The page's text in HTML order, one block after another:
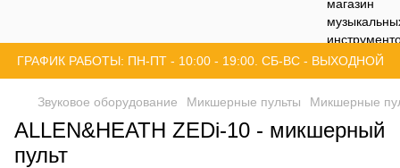
ГРАФИК РАБОТЫ: ПН-ПТ - 10:00 - 19:00. СБ-ВС - ВЫХОДНОЙ
Звуковое оборудование Микшерные пульты Микшерные
ALLEN&HEATH ZEDi-10 - микшерный
пульт